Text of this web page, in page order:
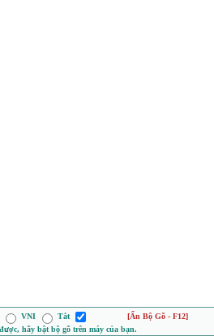
VNI Tắt
[Ẩn Bộ Gõ - F12]
hãy bật bộ gõ trên máy của bạn.